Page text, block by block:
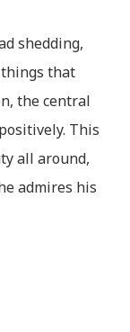
shedding,
that
the central
This
all around,
admires his